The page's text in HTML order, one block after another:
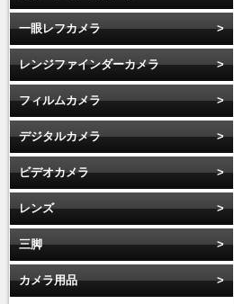
一眼レフカメラ
レンジファインダーカメラ
フィルムカメラ
デジタルカメラ
ビデオカメラ
レンズ
三脚
カメラ用品